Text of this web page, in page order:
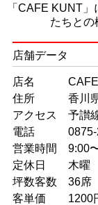
「CAFE KUNT
たちとの
店舗データ
店名
住所
香川
アクセス
予讃
電話
営業時間
9:00
定休日
木曜
坪数客数
36席
客単価
1200